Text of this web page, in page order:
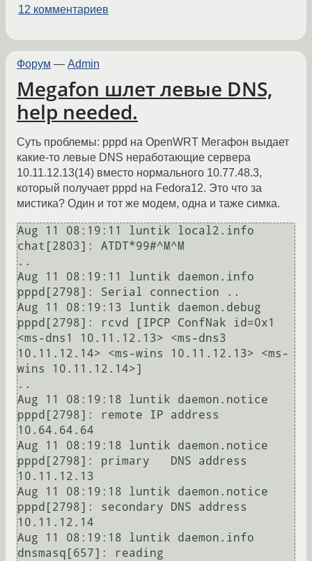
12 комментариев
Форум — Admin
Megafon шлет левые DNS,
help needed.
Суть проблемы: pppd на OpenWRT Мегафон выдает
какие-то левые DNS неработающие сервера
10.11.12.13(14) вместо нормального 10.77.48.3,
который получает pppd на Fedora12. Это что за
мистика? Один и тот же модем, одна и таже симка.
Aug 11 08:19:11 luntik local2.info
chat[2803]: ATDT*99#^M^M
..
Aug 11 08:19:11 luntik daemon.info
pppd[2798]: Serial connection ..
Aug 11 08:19:13 luntik daemon.debug
pppd[2798]: rcvd [IPCP ConfNak id=0x1
<ms-dns1 10.11.12.13> <ms-dns3
10.11.12.14> <ms-wins 10.11.12.13> <ms-
wins 10.11.12.14>]
..
Aug 11 08:19:18 luntik daemon.notice
pppd[2798]: remote IP address
10.64.64.64
Aug 11 08:19:18 luntik daemon.notice
pppd[2798]: primary   DNS address
10.11.12.13
Aug 11 08:19:18 luntik daemon.notice
pppd[2798]: secondary DNS address
10.11.12.14
Aug 11 08:19:18 luntik daemon.info
dnsmasq[657]: reading